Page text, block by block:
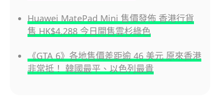
Huawei MatePad Mini 售價發佈 香港行貨
售 HK$4,288 今日開售雲杉綠色
《GTA 6》各地售價差距逾 46 美元 原來香港
非常抵！ 韓國最平、以色列最貴